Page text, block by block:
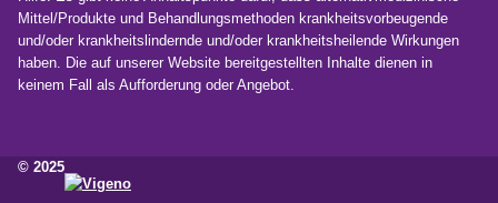
Mittel/Produkte und Behandlungsmethoden krankheitsvorbeugende
und/oder krankheitslindernde und/oder krankheitsheilende Wirkungen
haben. Die auf unserer Website bereitgestellten Inhalte dienen in
keinem Fall als Aufforderung oder Angebot.
© 2025